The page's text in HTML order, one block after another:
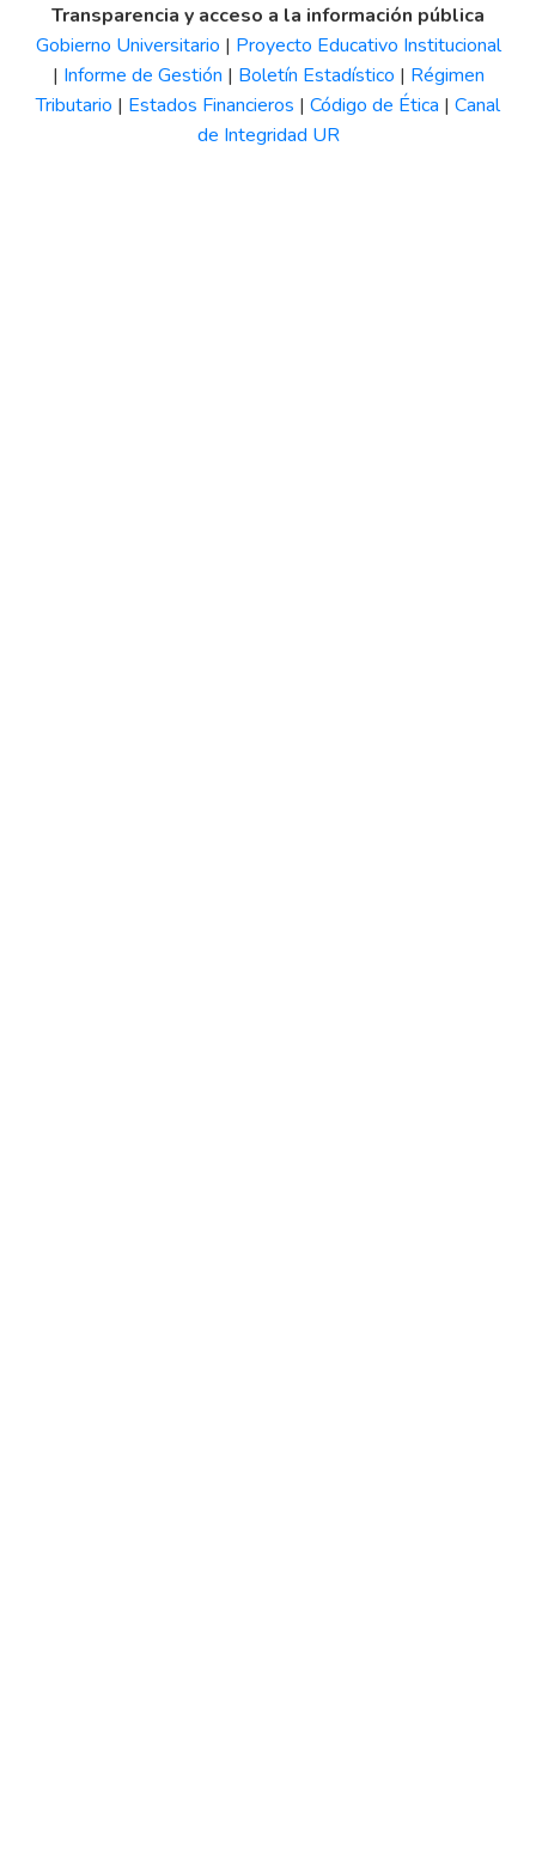
Transparencia y acceso a la información pública
Gobierno Universitario | Proyecto Educativo Institucional
| Informe de Gestión | Boletín Estadístico | Régimen
Tributario | Estados Financieros | Código de Ética | Canal
de Integridad UR